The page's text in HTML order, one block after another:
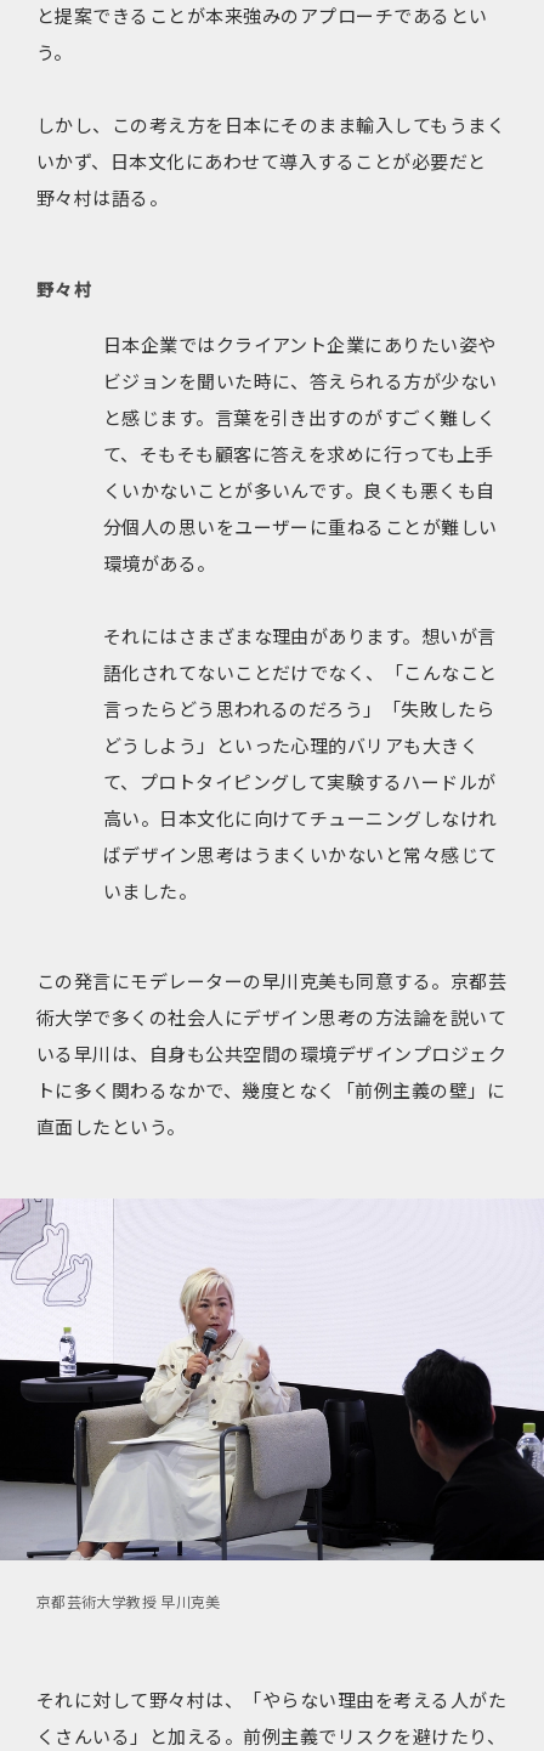
と提案できることが本来強みのアプローチであるとい
う。
しかし、この考え方を日本にそのまま輸入してもうまく
いかず、日本文化にあわせて導入することが必要だと
野々村は語る。
野々村
日本企業ではクライアント企業にありたい姿や
ビジョンを聞いた時に、答えられる方が少ない
と感じます。言葉を引き出すのがすごく難しく
て、そもそも顧客に答えを求めに行っても上手
くいかないことが多いんです。良くも悪くも自
分個人の思いをユーザーに重ねることが難しい
環境がある。
それにはさまざまな理由があります。想いが言
語化されてないことだけでなく、「こんなこと
言ったらどう思われるのだろう」「失敗したら
どうしよう」といった心理的バリアも大きく
て、プロトタイピングして実験するハードルが
高い。日本文化に向けてチューニングしなけれ
ばデザイン思考はうまくいかないと常々感じて
いました。
この発言にモデレーターの早川克美も同意する。京都芸
術大学で多くの社会人にデザイン思考の方法論を説いて
いる早川は、自身も公共空間の環境デザインプロジェク
トに多く関わるなかで、幾度となく「前例主義の壁」に
直面したという。
京都芸術大学教授 早川克美
それに対して野々村は、「やらない理由を考える人がた
くさんいる」と加える。前例主義でリスクを避けたり、